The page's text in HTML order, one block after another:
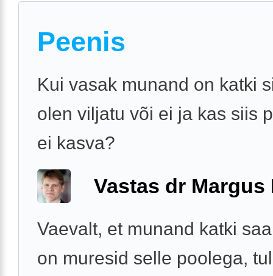
Peenis
Kui vasak munand on katki
olen viljatu või ei ja kas siis
ei kasva?
Vastas dr Margus
Vaevalt, et munand katki
on muresid selle poolega,